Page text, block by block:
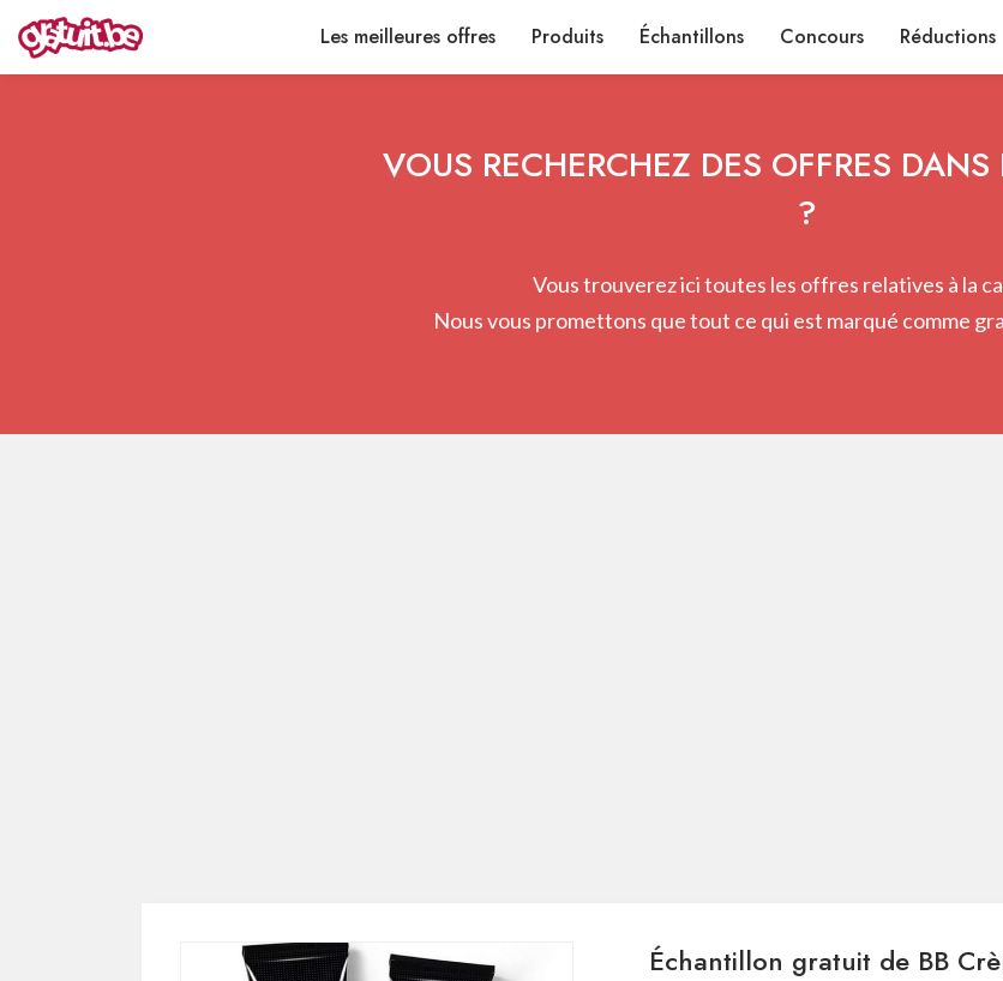
Les meilleures offres Produits Échantillons Concours Réductions
VOUS RECHERCHEZ DES OFFRES
?
Vous trouverez ici toutes les offres relatives à la
Nous vous promettons que tout ce qui est marqué comme
Échantillon gratuit de BB